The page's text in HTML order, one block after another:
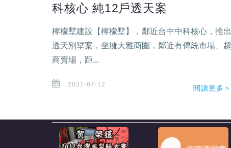
科核心 純12戶透天案
檸檬墅建設【檸檬墅】，鄰近台中中科核心，推出
透天別墅案，坐擁大雅商圈，鄰近有傳統市場、超
商賣場，距...
2021-07-12 閱讀更多＞